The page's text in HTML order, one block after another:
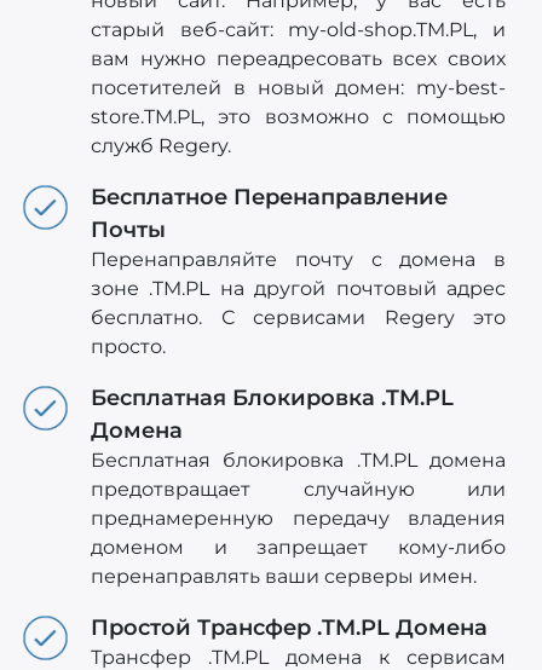
старый веб-сайт: my-old-shop.TM.PL, и
вам нужно переадресовать всех своих
посетителей в новый домен: my-best-
store.TM.PL, это возможно с помощью
служб Regery.
Бесплатное Перенаправление
Почты
Перенаправляйте почту с домена в
зоне .TM.PL на другой почтовый адрес
бесплатно. С сервисами Regery это
просто.
Бесплатная Блокировка .TM.PL
Домена
Бесплатная блокировка .TM.PL домена
предотвращает случайную или
преднамеренную передачу владения
доменом и запрещает кому-либо
перенаправлять ваши серверы имен.
Простой Трансфер .TM.PL Домена
Трансфер .TM.PL домена к сервисам